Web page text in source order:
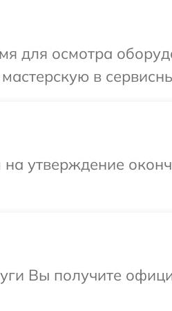
для осмотра
в
утверждение
Вы получите